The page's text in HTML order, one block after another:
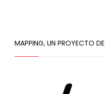
MAPPING, UN PROYECTO